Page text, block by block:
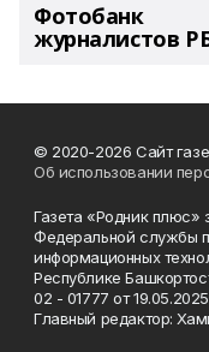
Фотобанк
журналистов
© 2020-2026 Сайт
Об использовании
Газета «Родник плюс»
Федеральной службы
информационных
Республике
02 - 01777 от 19.05.2025
Главный редактор: